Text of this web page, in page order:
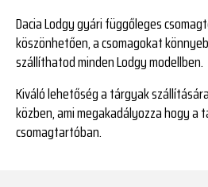
Dacia Lodgy gyári függőleges
köszönhetően, a csomagokat
szállíthatod minden Lodgy modellben.
Kiváló lehetőség a tárgyak
közben, ami megakadályozza hogy a
csomagtartóban.